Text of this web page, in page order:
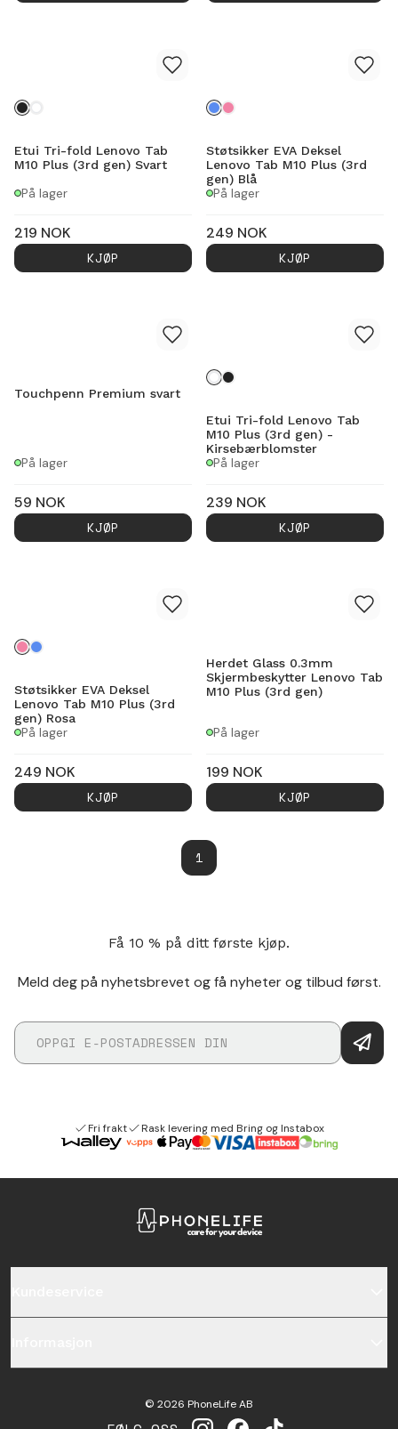
Etui Tri-fold Lenovo Tab
M10 Plus (3rd gen) Svart
På lager
219 NOK
KJØP
Støtsikker EVA Deksel
Lenovo Tab M10 Plus (3rd
gen) Blå
På lager
249 NOK
KJØP
Touchpenn Premium svart
På lager
59 NOK
KJØP
Etui Tri-fold Lenovo Tab
M10 Plus (3rd gen) -
Kirsebærblomster
På lager
239 NOK
KJØP
Støtsikker EVA Deksel
Lenovo Tab M10 Plus (3rd
gen) Rosa
På lager
249 NOK
KJØP
Herdet Glass 0.3mm
Skjermbeskytter Lenovo Tab
M10 Plus (3rd gen)
På lager
199 NOK
KJØP
1
Få 10 % på ditt første kjøp.
Meld deg på nyhetsbrevet og få nyheter og tilbud først.
Fri frakt Rask levering med Bring og Instabox
© 2026 PhoneLife AB